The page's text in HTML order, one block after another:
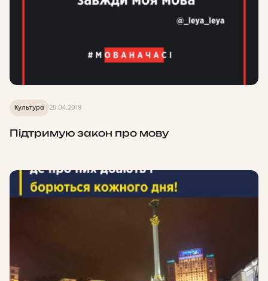
Культура 25.04.2019
Підтримую закон про мову